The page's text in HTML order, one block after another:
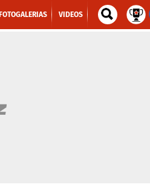
FOTOGALERIAS VIDEOS